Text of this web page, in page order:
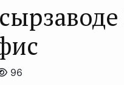
96